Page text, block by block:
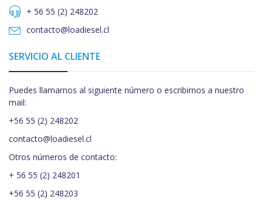
+ 56 55 (2) 248202
contacto@loadiesel.cl
SERVICIO AL CLIENTE
Puedes llamarnos al siguiente número o escribirnos a nuestro
mail:
+56 55 (2) 248202
contacto@loadiesel.cl
Otros números de contacto:
+ 56 55 (2) 248201
+56 55 (2) 248203